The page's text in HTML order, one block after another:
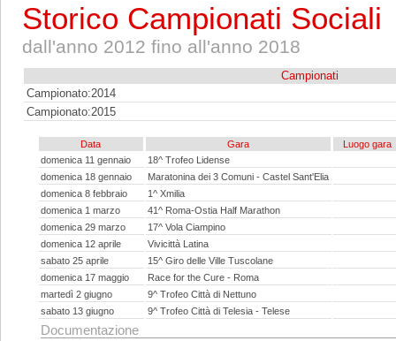
Storico Campionati Sociali
dall'anno 2012 fino all'anno 2018
Campionati
Campionato:2014
Campionato:2015
Data Gara
Luogo gara
domenica 11 gennaio
18^ Trofeo Lidense
domenica 18 gennaio
Maratonina dei 3 Comuni - Castel Sant'Elia
domenica 8 febbraio
1^ Xmilia
domenica 1 marzo
41^ Roma-Ostia Half Marathon
domenica 29 marzo
17^ Vola Ciampino
domenica 12 aprile
Vivicittà Latina
sabato 25 aprile
15^ Giro delle Ville Tuscolane
domenica 17 maggio
Race for the Cure - Roma
martedì 2 giugno
9^ Trofeo Città di Nettuno
sabato 13 giugno
9^ Trofeo Città di Telesia - Telese
Documentazione